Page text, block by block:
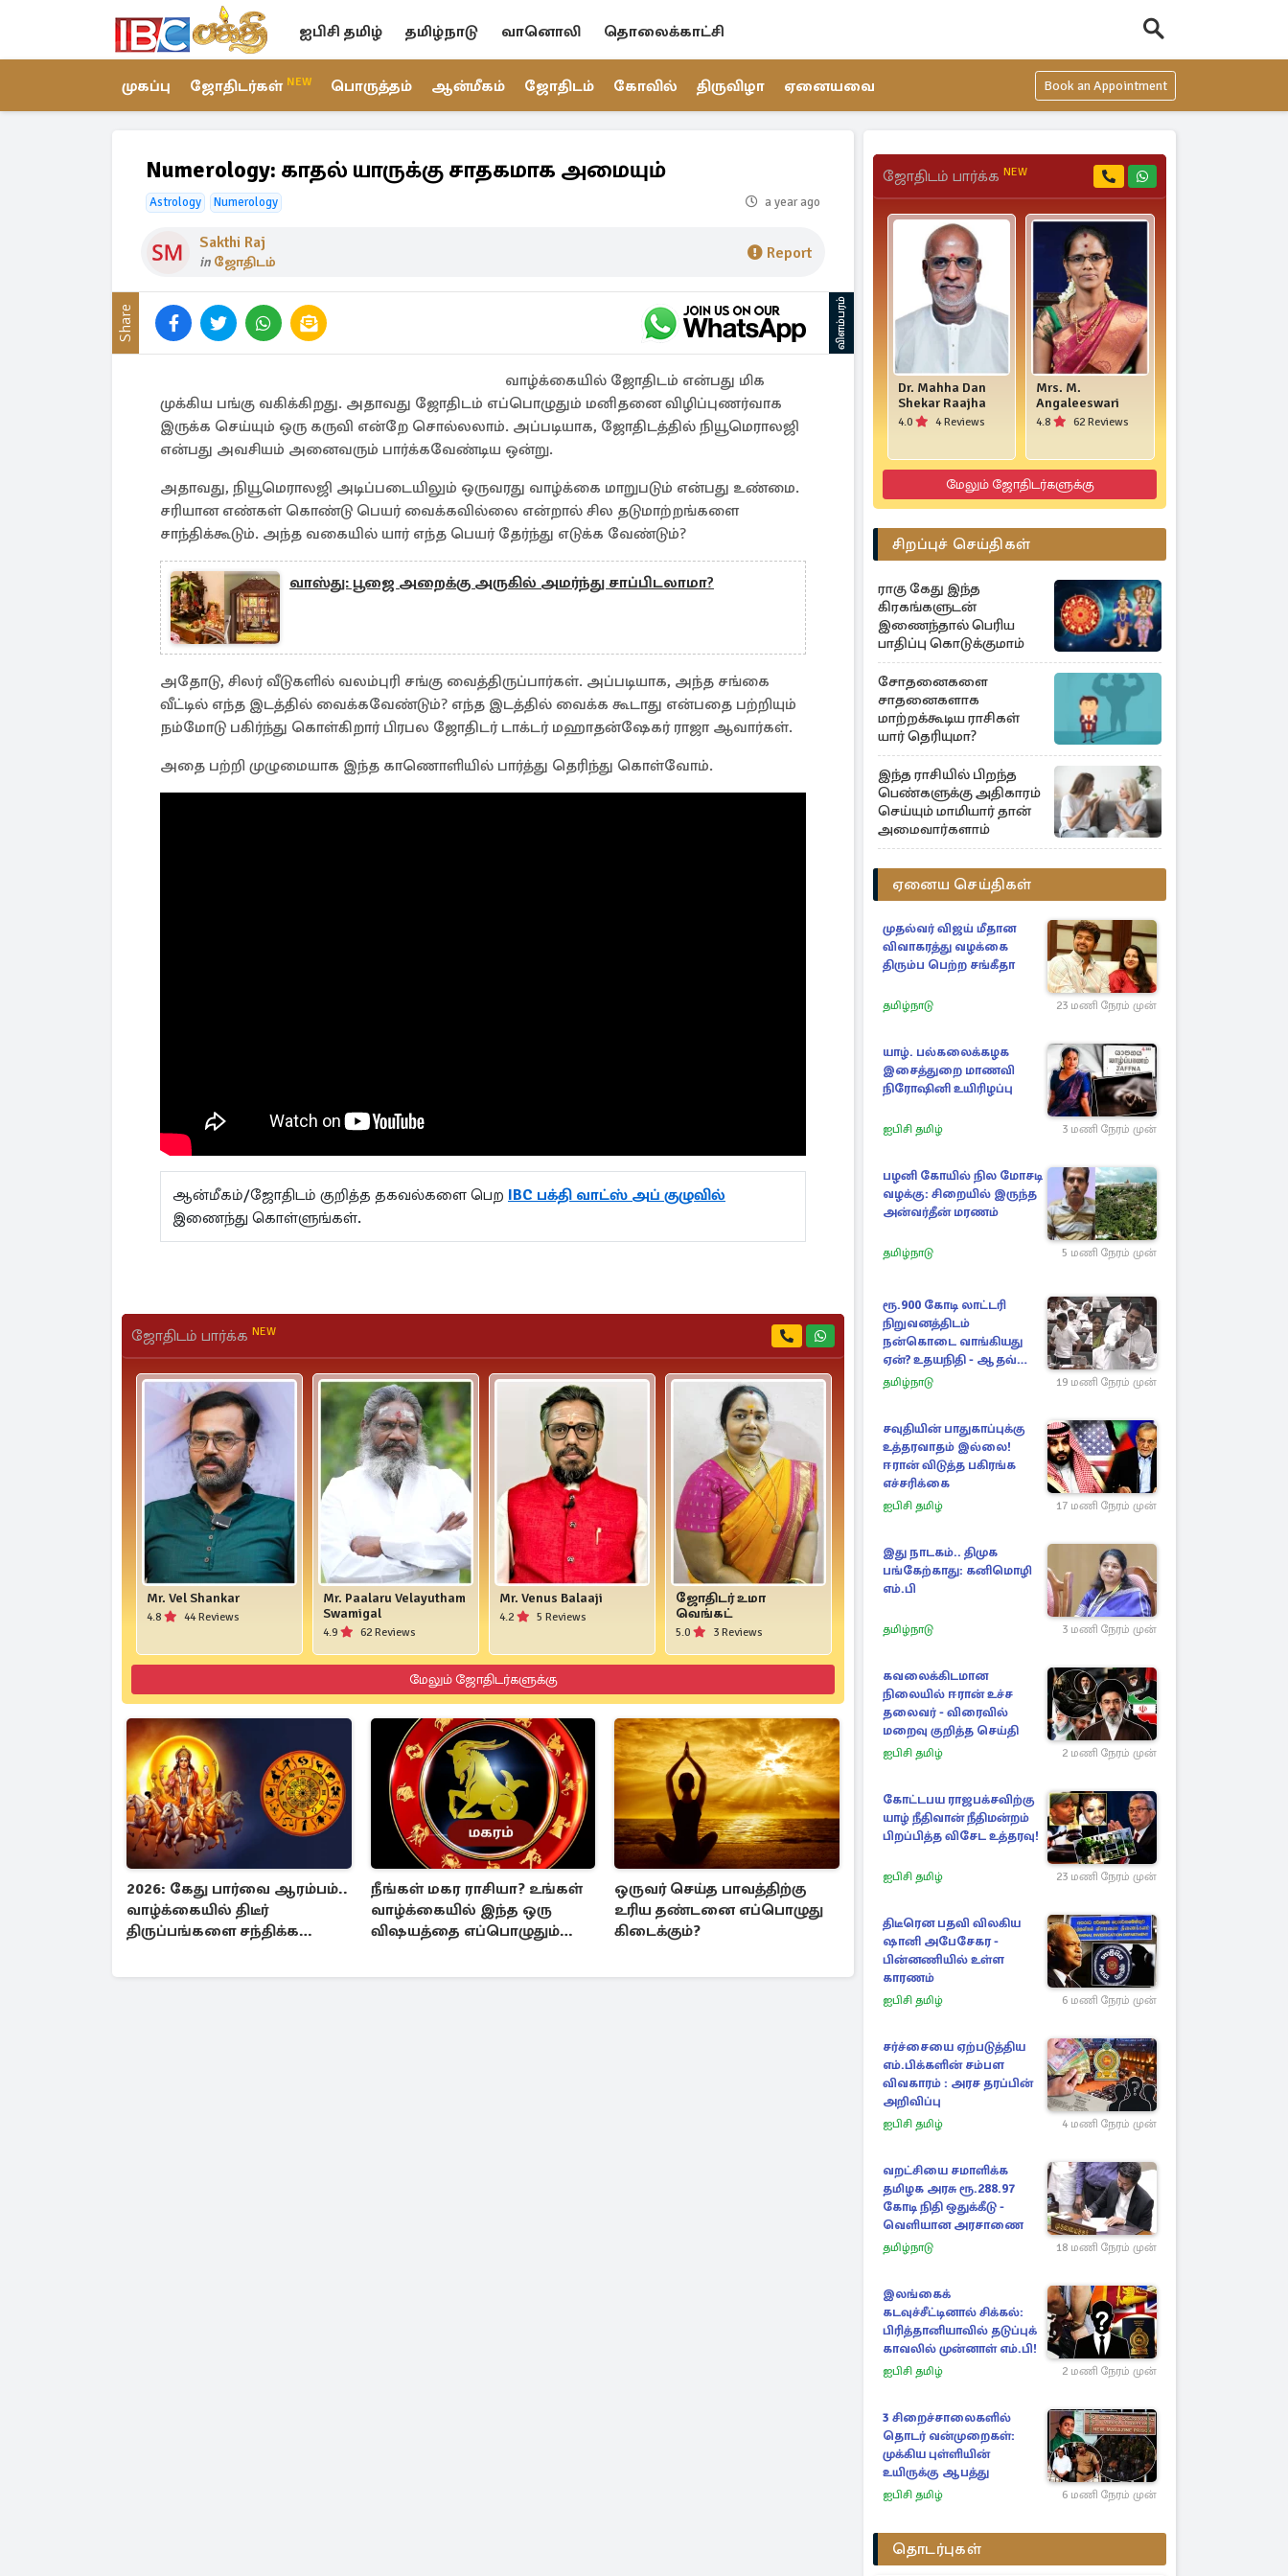
ஐபிசி தமிழ் தமிழ்நாடு வானொலி தொலைக்காட்சி
முகப்பு ஜோதிடர்கள் NEW பொருத்தம் ஆன்மீகம் ஜோதிடம் கோவில் திருவிழா ஏனையவை Book an Appointment
Numerology: காதல் யாருக்கு சாதகமாக அமையும்
Astrology Numerology a year ago
Sakthi Raj
in ஜோதிடம் Report
Share விளம்பரம்
வாழ்க்கையில் ஜோதிடம் என்பது மிக
முக்கிய பங்கு வகிக்கிறது. அதாவது ஜோதிடம் எப்பொழுதும் மனிதனை விழிப்புணர்வாக
இருக்க செய்யும் ஒரு கருவி என்றே சொல்லலாம். அப்படியாக, ஜோதிடத்தில் நியூமெராலஜி
என்பது அவசியம் அனைவரும் பார்க்கவேண்டிய ஒன்று.
அதாவது, நியூமெராலஜி அடிப்படையிலும் ஒருவரது வாழ்க்கை மாறுபடும் என்பது உண்மை.
சரியான எண்கள் கொண்டு பெயர் வைக்கவில்லை என்றால் சில தடுமாற்றங்களை
சாந்திக்கூடும். அந்த வகையில் யார் எந்த பெயர் தேர்ந்து எடுக்க வேண்டும்?
வாஸ்து: பூஜை அறைக்கு அருகில் அமர்ந்து சாப்பிடலாமா?
அதோடு, சிலர் வீடுகளில் வலம்புரி சங்கு வைத்திருப்பார்கள். அப்படியாக, அந்த சங்கை
வீட்டில் எந்த இடத்தில் வைக்கவேண்டும்? எந்த இடத்தில் வைக்க கூடாது என்பதை பற்றியும்
நம்மோடு பகிர்ந்து கொள்கிறார் பிரபல ஜோதிடர் டாக்டர் மஹாதன்ஷேகர் ராஜா ஆவார்கள்.
அதை பற்றி முழுமையாக இந்த காணொளியில் பார்த்து தெரிந்து கொள்வோம்.
ஆன்மீகம்/ஜோதிடம் குறித்த தகவல்களை பெற IBC பக்தி வாட்ஸ் அப் குழுவில்
இணைந்து கொள்ளுங்கள்.
ஜோதிடம் பார்க்க NEW
Mr. Vel Shankar
4.8 44 Reviews
Mr. Paalaru Velayutham
Swamigal
4.9 62 Reviews
Mr. Venus Balaaji
4.2 5 Reviews
ஜோதிடர் உமா
வெங்கட்
5.0 3 Reviews
மேலும் ஜோதிடர்களுக்கு
2026: கேது பார்வை ஆரம்பம்..
வாழ்க்கையில் திடீர்
திருப்பங்களை சந்திக்க
நீங்கள் மகர ராசியா? உங்கள்
வாழ்க்கையில் இந்த ஒரு
விஷயத்தை எப்பொழுதும்
ஒருவர் செய்த பாவத்திற்கு
உரிய தண்டனை எப்பொழுது
கிடைக்கும்?
ஜோதிடம் பார்க்க NEW
Dr. Mahha Dan
Shekar Raajha
4.0 4 Reviews
Mrs. M.
Angaleeswari
4.8 62 Reviews
மேலும் ஜோதிடர்களுக்கு
சிறப்புச் செய்திகள்
ராகு கேது இந்த
கிரகங்களுடன்
இணைந்தால் பெரிய
பாதிப்பு கொடுக்குமாம்
சோதனைகளை
சாதனைகளாக
மாற்றக்கூடிய ராசிகள்
யார் தெரியுமா?
இந்த ராசியில் பிறந்த
பெண்களுக்கு அதிகாரம்
செய்யும் மாமியார் தான்
அமைவார்களாம்
ஏனைய செய்திகள்
முதல்வர் விஜய் மீதான
விவாகரத்து வழக்கை
திரும்ப பெற்ற சங்கீதா
தமிழ்நாடு 23 மணி நேரம் முன்
யாழ். பல்கலைக்கழக
இசைத்துறை மாணவி
நிரோஷினி உயிரிழப்பு
ஐபிசி தமிழ் 3 மணி நேரம் முன்
பழனி கோயில் நில மோசடி
வழக்கு: சிறையில் இருந்த
அன்வர்தீன் மரணம்
தமிழ்நாடு 5 மணி நேரம் முன்
ரூ.900 கோடி லாட்டரி
நிறுவனத்திடம்
நன்கொடை வாங்கியது
ஏன்? உதயநிதி - ஆதவ்
விவாதம்
தமிழ்நாடு 19 மணி நேரம் முன்
சவுதியின் பாதுகாப்புக்கு
உத்தரவாதம் இல்லை!
ஈரான் விடுத்த பகிரங்க
எச்சரிக்கை
ஐபிசி தமிழ் 17 மணி நேரம் முன்
இது நாடகம்.. திமுக
பங்கேற்காது: கனிமொழி
எம்.பி
தமிழ்நாடு 3 மணி நேரம் முன்
கவலைக்கிடமான
நிலையில் ஈரான் உச்ச
தலைவர் - விரைவில்
மறைவு குறித்த செய்தி
ஐபிசி தமிழ் 2 மணி நேரம் முன்
கோட்டபய ராஜபக்சவிற்கு
யாழ் நீதிவான் நீதிமன்றம்
பிறப்பித்த விசேட உத்தரவு!
ஐபிசி தமிழ் 23 மணி நேரம் முன்
திடீரென பதவி விலகிய
ஷானி அபேசேகர -
பின்னணியில் உள்ள
காரணம்
ஐபிசி தமிழ் 6 மணி நேரம் முன்
சர்ச்சையை ஏற்படுத்திய
எம்.பிக்களின் சம்பள
விவகாரம் : அரச தரப்பின்
அறிவிப்பு
ஐபிசி தமிழ் 4 மணி நேரம் முன்
வறட்சியை சமாளிக்க
தமிழக அரசு ரூ.288.97
கோடி நிதி ஒதுக்கீடு -
வெளியான அரசாணை
தமிழ்நாடு 18 மணி நேரம் முன்
இலங்கைக்
கடவுச்சீட்டினால் சிக்கல்:
பிரித்தானியாவில் தடுப்புக்
காவலில் முன்னாள் எம்.பி!
ஐபிசி தமிழ் 2 மணி நேரம் முன்
3 சிறைச்சாலைகளில்
தொடர் வன்முறைகள்:
முக்கிய புள்ளியின்
உயிருக்கு ஆபத்து
ஐபிசி தமிழ் 6 மணி நேரம் முன்
தொடர்புகள்